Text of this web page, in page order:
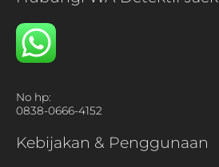
No hp:
0838-0666-4152
Kebijakan & Penggunaan